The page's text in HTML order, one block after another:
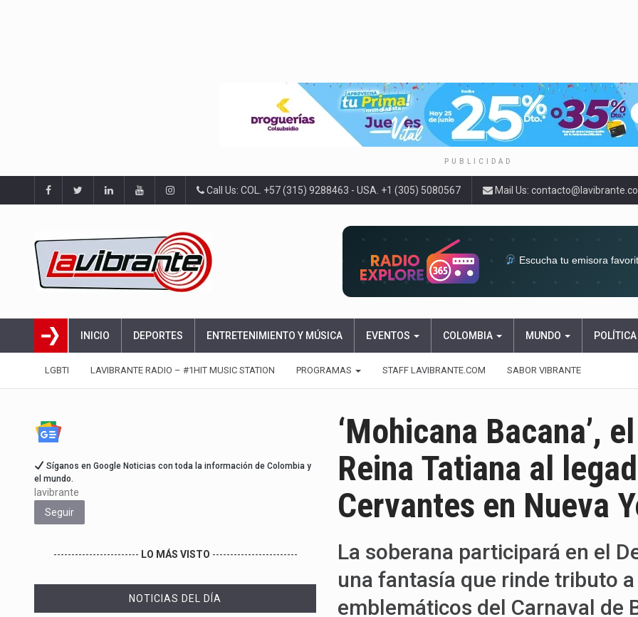
PUBLICIDAD
Call Us: COL. +57 (315) 9288463 - USA. +1 (305) 5080567 Mail Us:
Escucha tu emisora
INICIO DEPORTES ENTRETENIMIENTO Y MÚSICA EVENTOS COLOMBIA MUNDO POLÍTICA
LGBTI LAVIBRANTE RADIO – #1HIT MUSIC STATION PROGRAMAS STAFF LAVIBRANTE.COM SABOR VIBRANTE
‘Mohicana Bacana’,
Reina Tatiana al
Cervantes en Nueva
La soberana participará en el
una fantasía que rinde tributo
emblemáticos del Carnaval de
Síganos en Google Noticias con toda la información de Colombia y
el mundo.
lavibrante
Seguir
------------------------ LO MÁS VISTO ------------------------
NOTICIAS DEL DÍA